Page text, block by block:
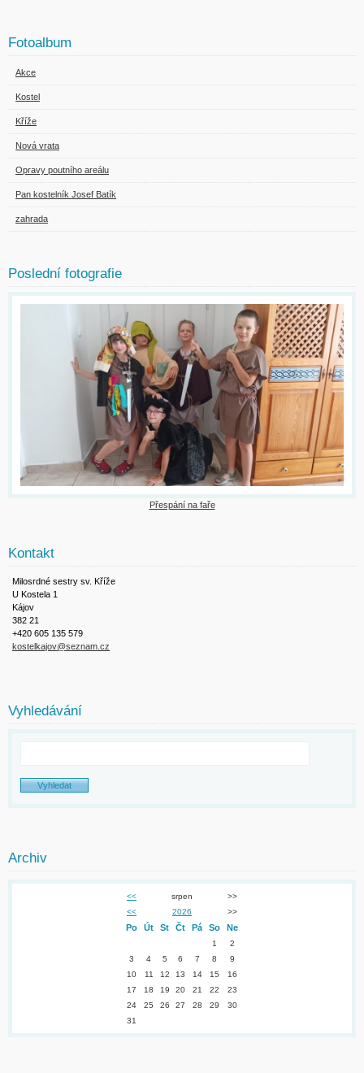
Fotoalbum
Akce
Kostel
Kříže
Nová vrata
Opravy poutního areálu
Pan kostelník Josef Batík
zahrada
Poslední fotografie
Přespání na faře
Kontakt
Milosrdné sestry sv. Kříže
U Kostela 1
Kájov
382 21
+420 605 135 579
kostelkajov@seznam.cz
Vyhledávání
Archiv
<< srpen
>>
<<
2026 >>
Po Út St Čt Pá So Ne
1
2
3
4 5 6 7 8
9
10
11 12 13 14 15
16
17
18 19 20 21 22
23
24
25 26 27 28 29
30
31